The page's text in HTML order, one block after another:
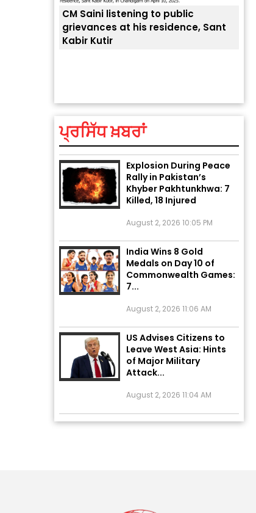
CM Saini listening to public
grievances at his residence, Sant
Kabir Kutir
ਪ੍ਰਸਿੱਧ ਖ਼ਬਰਾਂ
ਗ੍ਰਹਿਆਂ ਦੀ...
August 5, 2026 6:23 AM
Explosion During Peace
Rally in Pakistan’s
Khyber Pakhtunkhwa: 7
Killed, 18 Injured
India Wins 8 Gold
Medals on Day 10 of
Commonwealth Games:
7...
US Advises Citizens to
Leave West Asia: Hints
of Major Military
Attack...
Unique Wedding: Twin
Sisters Marry Twin